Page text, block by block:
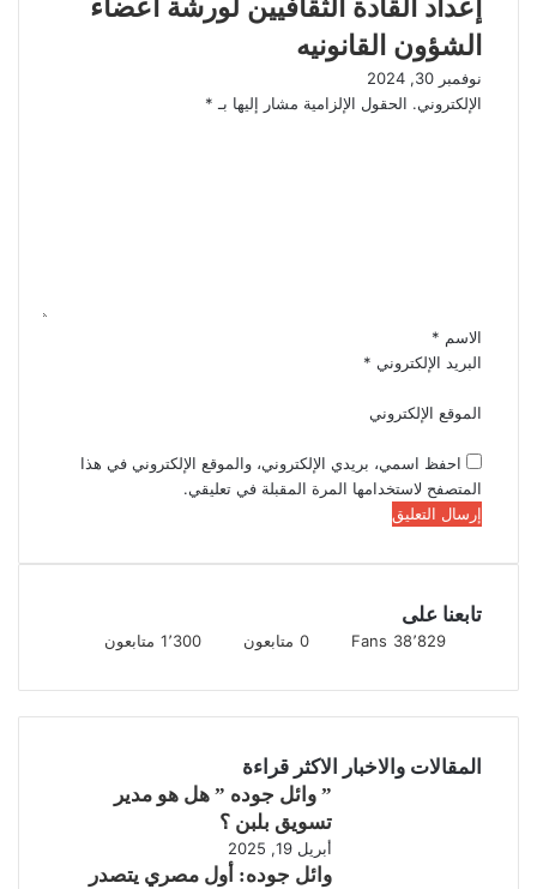
إعداد القادة الثقافيين لورشة أعضاء
الشؤون القانونيه
نوفمبر 30, 2024
الإلكتروني. الحقول الإلزامية مشار إليها بـ *
الاسم *
البريد الإلكتروني *
الموقع الإلكتروني
احفظ اسمي، بريدي الإلكتروني، والموقع الإلكتروني في هذا
المتصفح لاستخدامها المرة المقبلة في تعليقي.
تابعنا على
38٬829 Fans
0 متابعون 1٬300 متابعون
المقالات والاخبار الاكثر قراءة
” وائل جوده ” هل هو مدير
تسويق بلبن ؟
أبريل 19, 2025
وائل جوده: أول مصري يتصدر